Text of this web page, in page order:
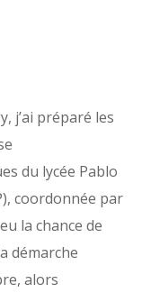
j’ai préparé les
du lycée Pablo
coordonnée par
la chance de
démarche
alors